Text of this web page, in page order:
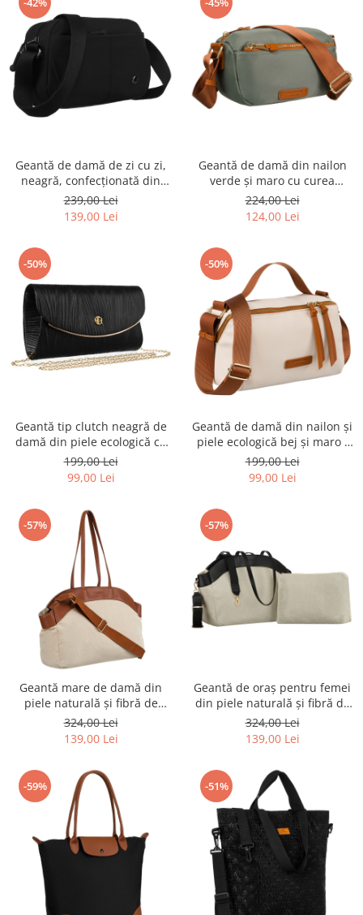
Geantă de damă de zi cu zi,
neagră, confecționată din
poliester rezistent - Peterson
PTR-PTN CSM-06-7635
239,00 Lei
139,00 Lei
Geantă de damă din nailon
verde și maro cu curea
reglabilă - Peterson PTR-PTN
JN-06 GREEN-BROW
224,00 Lei
124,00 Lei
-50%
Geantă tip clutch neagră de
damă din piele ecologică cu
dungi - Rovicky
199,00 Lei
99,00 Lei
-50%
Geantă de damă din nailon și
piele ecologică bej și maro -
Peterson PTR-PTN JN-03
IVORY-BROWN
199,00 Lei
99,00 Lei
-57%
Geantă mare de damă din
piele naturală și fibră de
poliamidă în culorile bej și
maro - Peterson PTR-PTN
CAN-01 NAT-BROWN
324,00 Lei
139,00 Lei
-57%
Geantă de oraș pentru femei
din piele naturală și fibră de
poliamidă - Peterson PTR-PTN
CAN-01 NAT-BLACK
324,00 Lei
139,00 Lei
-59% -51%